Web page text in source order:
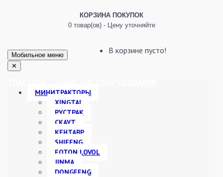
КОРЗИНА ПОКУПОК
0 товар(ов) - Цену уточняйте
В корзине пусто!
Мобильное меню
✕
МИНИТРАКТОРЫ
XINGTAI
РУСТРАК
СКАУТ
КЕНТАВР
SHIFENG
FOTON LOVOL
JINMA
DONGFENG